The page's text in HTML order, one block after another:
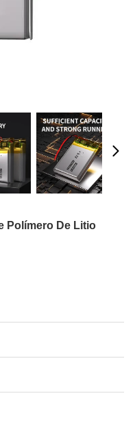
Polímero De Litio